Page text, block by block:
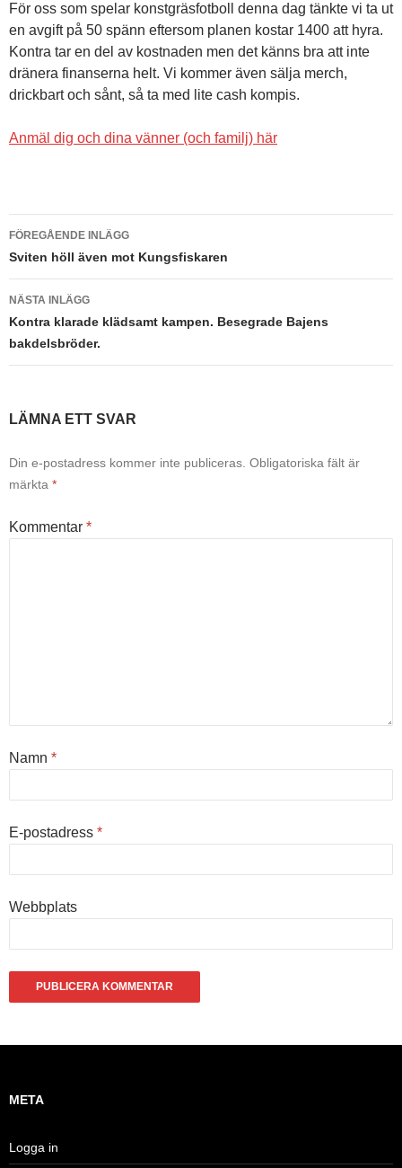
För oss som spelar konstgräsfotboll denna dag tänkte vi ta ut
en avgift på 50 spänn eftersom planen kostar 1400 att hyra.
Kontra tar en del av kostnaden men det känns bra att inte
dränera finanserna helt. Vi kommer även sälja merch,
drickbart och sånt, så ta med lite cash kompis.
Anmäl dig och dina vänner (och familj) här
Inläggsnavigering
FÖREGÅENDE INLÄGG
Sviten höll även mot Kungsfiskaren
NÄSTA INLÄGG
Kontra klarade klädsamt kampen. Besegrade Bajens
bakdelsbröder.
LÄMNA ETT SVAR
Din e-postadress kommer inte publiceras. Obligatoriska fält är
märkta *
Kommentar *
Namn *
E-postadress *
Webbplats
META
Logga in